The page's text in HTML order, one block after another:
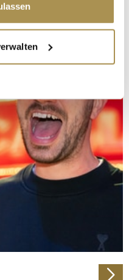
Lage
Meter genau sein
identifizieren
Ihre persönlichen Daten
Ihre Präferenzen im
und Anzeigen zu
Medien anbieten
Website zu
Informationen zu Ihrer
unsere Partner für
möglicherweise mit